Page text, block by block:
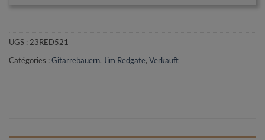
UGS : 23RED521
Catégories :Gitarrebauern, Jim Redgate, Verkauft